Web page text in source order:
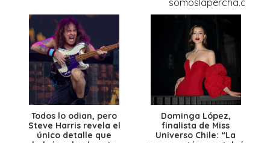
Todos lo odian, pero
Steve Harris revela el
único detalle que
Dominga López,
finalista de Miss
Universo Chile: “La